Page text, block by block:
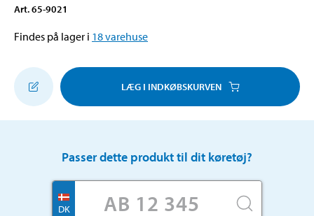
Art.65-9021
Findes på lager i 18varehuse
LÆG I INDKØBSKURVEN
Passer dette produkt til dit køretøj?
DK